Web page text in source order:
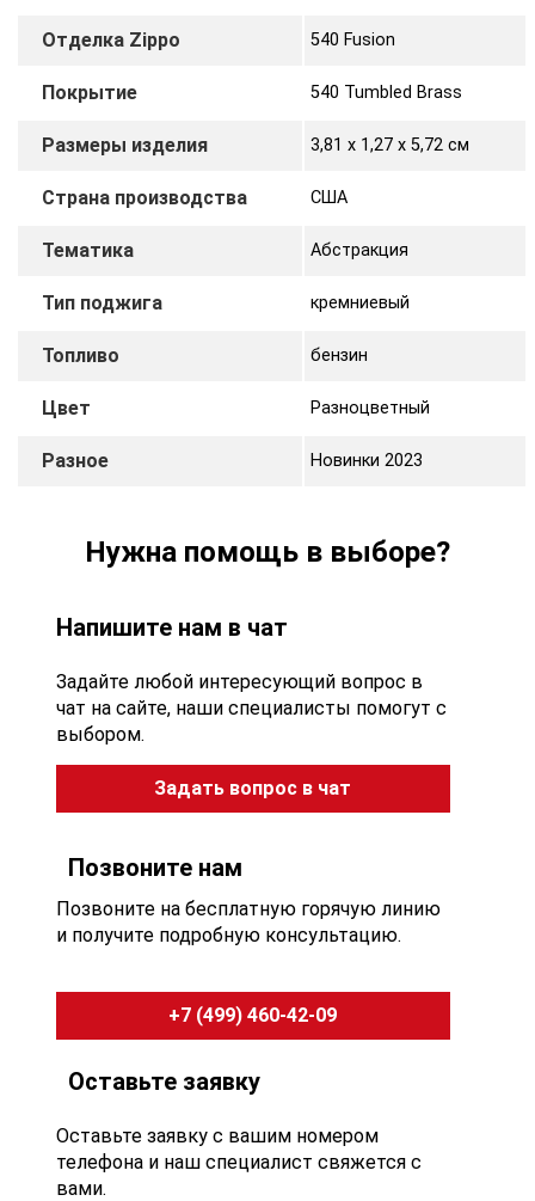
Отделка Zippo 540 Fusion
Покрытие 540 Tumbled Brass
Размеры изделия 3,81 х 1,27 x 5,72 cм
Страна производства США
Тематика Абстракция
Тип поджига кремниевый
Топливо бензин
Цвет Разноцветный
Разное Новинки 2023
Нужна помощь в выборе?
Напишите нам в чат
Задайте любой интересующий вопрос в
чат на сайте, наши специалисты помогут с
выбором.
Задать вопрос в чат
Позвоните нам
Позвоните на бесплатную горячую линию
и получите подробную консультацию.
+7 (499) 460-42-09
Оставьте заявку
Оставьте заявку с вашим номером
телефона и наш специалист свяжется с
вами.